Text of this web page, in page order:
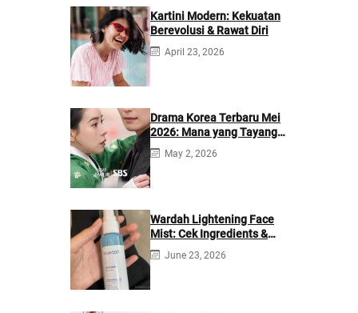
Kartini Modern: Kekuatan
Berevolusi & Rawat Diri
April 23, 2026
Drama Korea Terbaru Mei
2026: Mana yang Tayang
di Netflix?
May 2, 2026
Wardah Lightening Face
Mist: Cek Ingredients &
Manfaatnya
June 23, 2026